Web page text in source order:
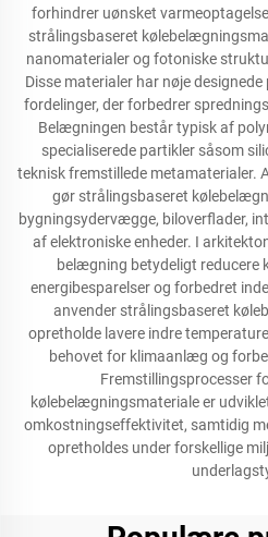
forhindrer uønsket
strålingsbaseret
nanomaterialer og fotoniske
Disse materialer har nøje
fordelinger, der forbedrer
Belægningen består typisk af
specialiserede partikler såsom
teknisk fremstillede metamaterialer.
gør strålingsbaseret
bygningsydervægge, biloverflader,
af elektroniske enheder. I
belægning betydeligt reducere
energibesparelser og forbedret
anvender strålingsbaseret
opretholde lavere indre
behovet for klimaanlæg og
Fremstillingsprocesser
kølebelægningsmateriale er
omkostningseffektivitet, samtidig
opretholdes under forskellige